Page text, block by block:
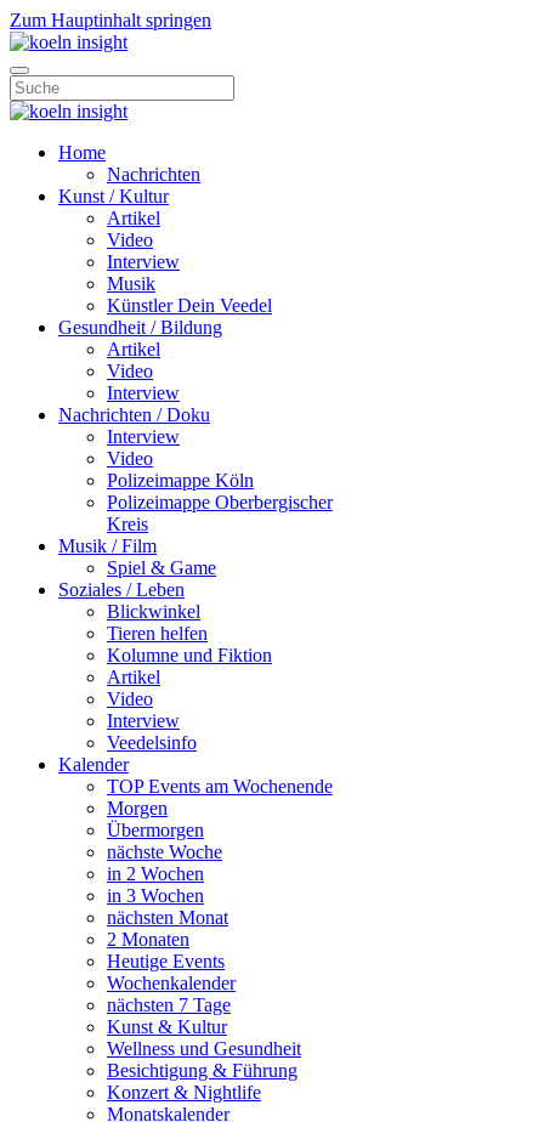
Zum Hauptinhalt springen
Home
Nachrichten
Kunst / Kultur
Artikel
Video
Interview
Musik
Künstler Dein Veedel
Gesundheit / Bildung
Artikel
Video
Interview
Nachrichten / Doku
Interview
Video
Polizeimappe Köln
Polizeimappe Oberbergischer
Kreis
Musik / Film
Spiel & Game
Soziales / Leben
Blickwinkel
Tieren helfen
Kolumne und Fiktion
Artikel
Video
Interview
Veedelsinfo
Kalender
TOP Events am Wochenende
Morgen
Übermorgen
nächste Woche
in 2 Wochen
in 3 Wochen
nächsten Monat
2 Monaten
Heutige Events
Wochenkalender
nächsten 7 Tage
Kunst & Kultur
Wellness und Gesundheit
Besichtigung & Führung
Konzert & Nightlife
Monatskalender